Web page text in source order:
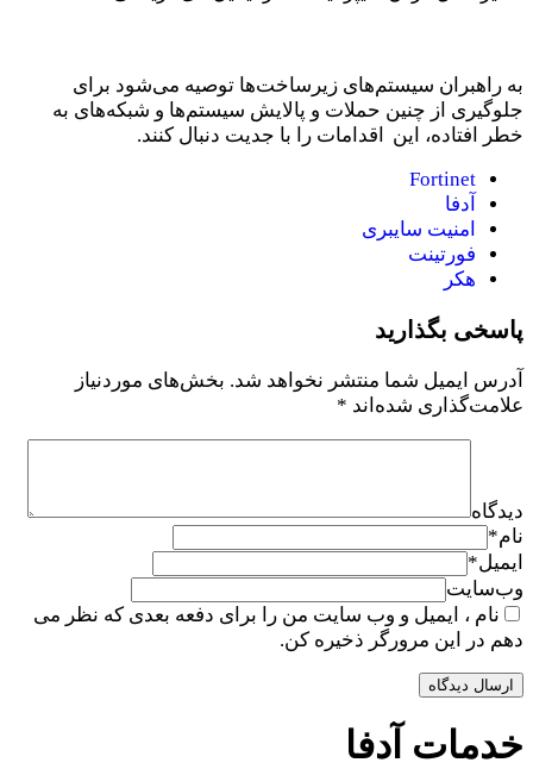
به راهبران سیستم‌های زیرساخت‌ها توصیه می‌شود برای
جلوگیری از چنین حملات و پالایش سیستم‌ها و شبکه‌های به
خطر افتاده، این اقدامات را با جدیت دنبال کنند.
Fortinet
آدفا
امنیت سایبری
فورتینت
هکر
پاسخی بگذارید
آدرس ایمیل شما منتشر نخواهد شد. بخش‌های موردنیاز
علامت‌گذاری شده‌اند *
دیدگاه
نام*
ایمیل*
وب‌سایت
نام ، ایمیل و وب سایت من را برای دفعه بعدی که نظر می
دهم در این مرورگر ذخیره کن.
خدمات آدفا